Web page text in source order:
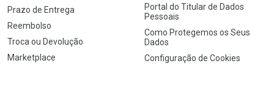
Prazo de Entrega
Reembolso
Troca ou Devolução
Marketplace
Portal do Titular de Dados
Pessoais
Como Protegemos os Seus
Dados
Configuração de Cookies